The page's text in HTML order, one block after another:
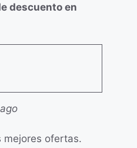
descuento en
mejores ofertas.